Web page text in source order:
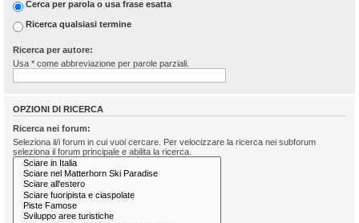
Cerca per parola o usa frase esatta
Ricerca qualsiasi termine
Ricerca per autore:
Usa * come abbreviazione per parole parziali.
OPZIONI DI RICERCA
Ricerca nei forum:
Seleziona il/i forum in cui vuoi cercare. Per velocizzare la ricerca nei subforum
seleziona il forum principale e abilita la ricerca.